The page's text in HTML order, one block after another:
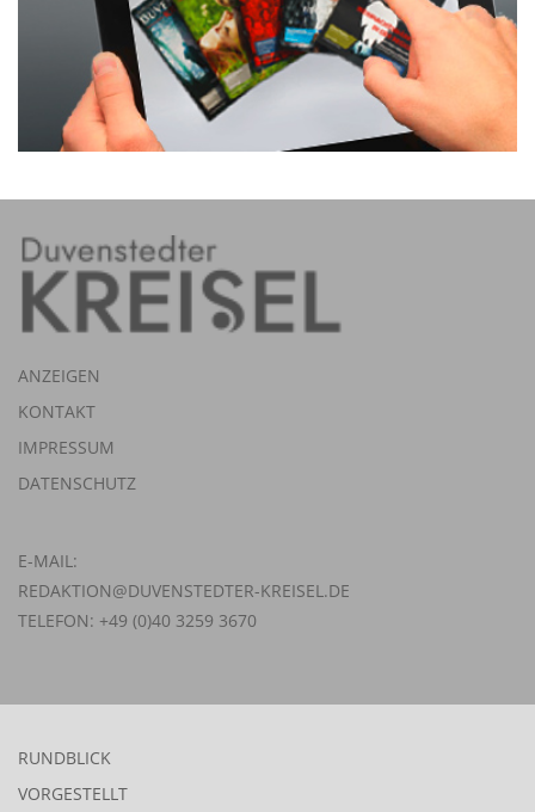
ANZEIGEN
KONTAKT
IMPRESSUM
DATENSCHUTZ
E-MAIL:
REDAKTION@DUVENSTEDTER-KREISEL.DE
TELEFON: +49 (0)40 3259 3670
RUNDBLICK
VORGESTELLT